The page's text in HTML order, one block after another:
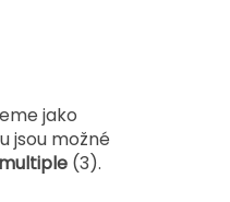
jako
jsou možné
(3).